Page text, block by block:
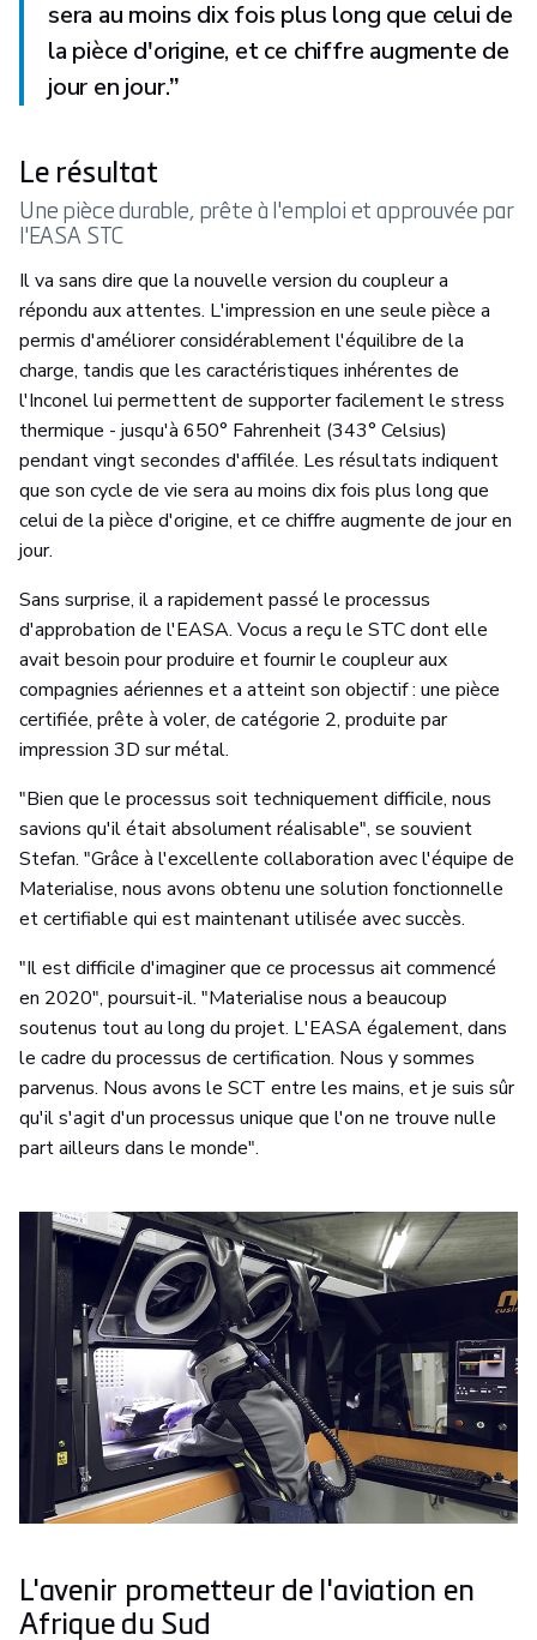
sera au moins dix fois plus long que celui de
la pièce d'origine, et ce chiffre augmente de
jour en jour.”
Le résultat
Une pièce durable, prête à l'emploi et approuvée par
l'EASA STC
Il va sans dire que la nouvelle version du coupleur a
répondu aux attentes. L'impression en une seule pièce a
permis d'améliorer considérablement l'équilibre de la
charge, tandis que les caractéristiques inhérentes de
l'Inconel lui permettent de supporter facilement le stress
thermique - jusqu'à 650° Fahrenheit (343° Celsius)
pendant vingt secondes d'affilée. Les résultats indiquent
que son cycle de vie sera au moins dix fois plus long que
celui de la pièce d'origine, et ce chiffre augmente de jour en
jour.
Sans surprise, il a rapidement passé le processus
d'approbation de l'EASA. Vocus a reçu le STC dont elle
avait besoin pour produire et fournir le coupleur aux
compagnies aériennes et a atteint son objectif : une pièce
certifiée, prête à voler, de catégorie 2, produite par
impression 3D sur métal.
"Bien que le processus soit techniquement difficile, nous
savions qu'il était absolument réalisable", se souvient
Stefan. "Grâce à l'excellente collaboration avec l'équipe de
Materialise, nous avons obtenu une solution fonctionnelle
et certifiable qui est maintenant utilisée avec succès.
"Il est difficile d'imaginer que ce processus ait commencé
en 2020", poursuit-il. "Materialise nous a beaucoup
soutenus tout au long du projet. L'EASA également, dans
le cadre du processus de certification. Nous y sommes
parvenus. Nous avons le SCT entre les mains, et je suis sûr
qu'il s'agit d'un processus unique que l'on ne trouve nulle
part ailleurs dans le monde".
L'avenir prometteur de l'aviation en
Afrique du Sud